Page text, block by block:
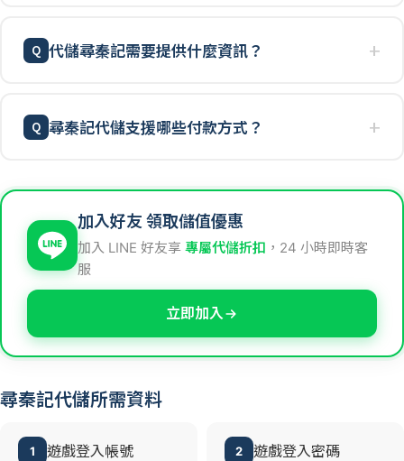
代儲尋秦記需要提供什麼資訊？
尋秦記代儲支援哪些付款方式？
加入好友 領取儲值優惠
加入 LINE 好友享 專屬代儲折扣 ，24 小時即時客
服
立即加入
尋秦記代儲所需資料
1 遊戲登入帳號 2 遊戲登入密碼